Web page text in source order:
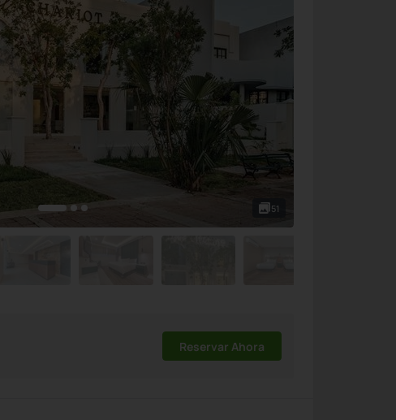
51
Reservar Ahora